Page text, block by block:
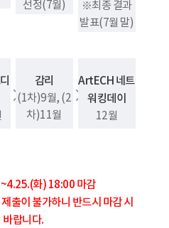
선정(7월)
※최종 결과
발표(7월 말)
감리
(1차)9월, (2
차)11월
ArtECH 네트
워킹데이
12월
화) 18:00 마감
출이 불가하니 반드시 마감 시
바랍니다.